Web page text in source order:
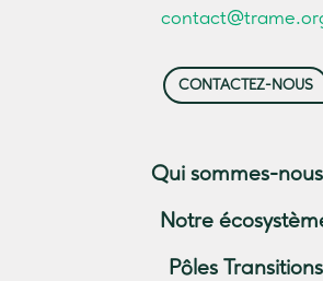
CONTACTEZ-NOUS
Qui sommes-
Notre
Pôles Transitions